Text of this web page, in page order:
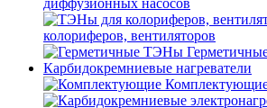
диффузионных насосов
колориферов, вентиляторов
Карбидокремниевые нагреватели